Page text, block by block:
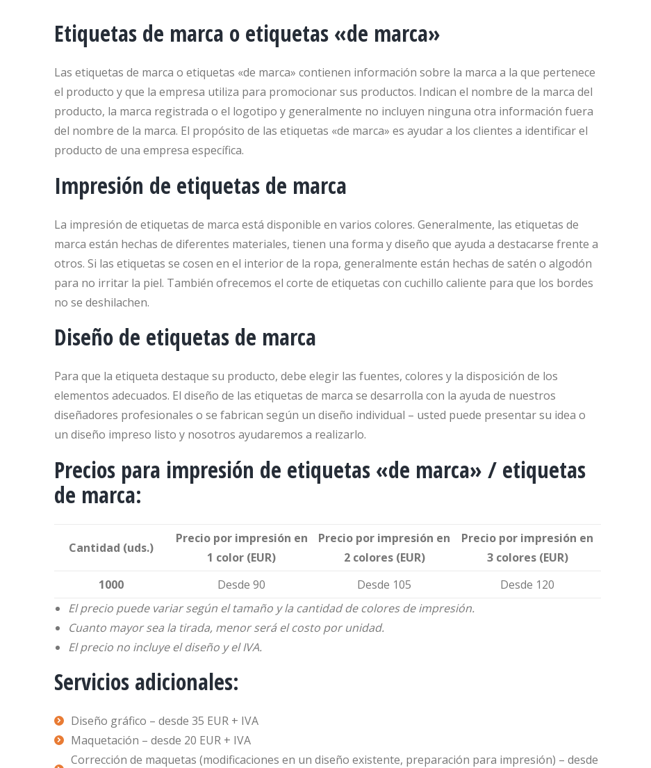
Etiquetas de marca o etiquetas «de marca»
Las etiquetas de marca o etiquetas «de marca» contienen información sobre la marca a la que pertenece
el producto y que la empresa utiliza para promocionar sus productos. Indican el nombre de la marca del
producto, la marca registrada o el logotipo y generalmente no incluyen ninguna otra información fuera
del nombre de la marca. El propósito de las etiquetas «de marca» es ayudar a los clientes a identificar el
producto de una empresa específica.
Impresión de etiquetas de marca
La impresión de etiquetas de marca está disponible en varios colores. Generalmente, las etiquetas de
marca están hechas de diferentes materiales, tienen una forma y diseño que ayuda a destacarse frente a
otros. Si las etiquetas se cosen en el interior de la ropa, generalmente están hechas de satén o algodón
para no irritar la piel. También ofrecemos el corte de etiquetas con cuchillo caliente para que los bordes
no se deshilachen.
Diseño de etiquetas de marca
Para que la etiqueta destaque su producto, debe elegir las fuentes, colores y la disposición de los
elementos adecuados. El diseño de las etiquetas de marca se desarrolla con la ayuda de nuestros
diseñadores profesionales o se fabrican según un diseño individual – usted puede presentar su idea o
un diseño impreso listo y nosotros ayudaremos a realizarlo.
Precios para impresión de etiquetas «de marca» / etiquetas
de marca:
Cantidad (uds.)
Precio por impresión en
1 color (EUR)
Precio por impresión en
2 colores (EUR)
Precio por impresión en
3 colores (EUR)
1000
Desde 90 Desde 105
Desde 120
El precio puede variar según el tamaño y la cantidad de colores de impresión.
Cuanto mayor sea la tirada, menor será el costo por unidad.
El precio no incluye el diseño y el IVA.
Servicios adicionales:
Diseño gráfico – desde 35 EUR + IVA
Maquetación – desde 20 EUR + IVA
Corrección de maquetas (modificaciones en un diseño existente, preparación para impresión) – desde